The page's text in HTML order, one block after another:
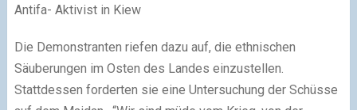
Antifa- Aktivist in Kiew
Die Demonstranten riefen dazu auf, die ethnischen
Säuberungen im Osten des Landes einzustellen.
Stattdessen forderten sie eine Untersuchung der Schüsse